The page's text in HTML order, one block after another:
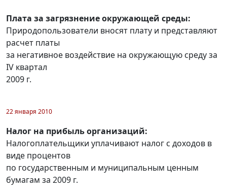
Плата за загрязнение окружающей среды:
Природопользователи вносят плату и представляют
расчет платы
за негативное воздействие на окружающую среду за
IV квартал
2009 г.
22 января 2010
Налог на прибыль организаций:
Налогоплательщики уплачивают налог с доходов в
виде процентов
по государственным и муниципальным ценным
бумагам за 2009 г.